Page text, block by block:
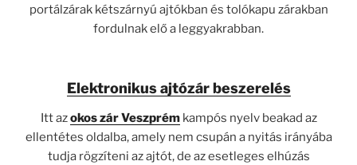
portálzárak kétszárnyú ajtókban és tolókapu zárakban
fordulnak elő a leggyakrabban.
Elektronikus ajtózár beszerelés
Itt azokos zár Veszprémkampós nyelv beakad az
ellentétes oldalba, amely nem csupán a nyitás irányába
tudja rögzíteni az ajtót, de az esetleges elhúzás